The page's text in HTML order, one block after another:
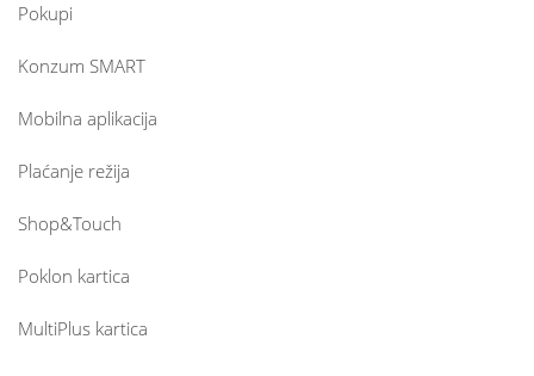
Pokupi
Konzum SMART
Mobilna aplikacija
Plaćanje režija
Shop&Touch
Poklon kartica
MultiPlus kartica